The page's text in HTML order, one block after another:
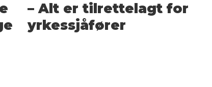
– Alt er tilrettelagt for
yrkessjåfører